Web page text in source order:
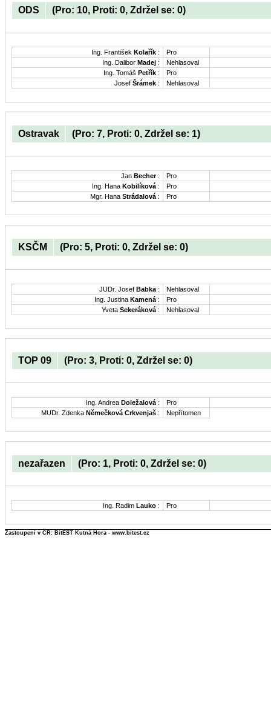
ODS (Pro: 10, Proti: 0, Zdržel se: 0)
Ing. František Kolařík :
Pro
Ing. Dalibor Madej :
Nehlasoval
Ing. Tomáš Petřík :
Pro
Josef Šrámek : Nehlasoval
Ostravak (Pro: 7, Proti: 0, Zdržel se: 1)
Jan Becher:
Pro
Ing. Hana Kobilíková :
Pro
Mgr. Hana Strádalová : Pro
KSČM (Pro: 5, Proti: 0, Zdržel se: 0)
JUDr. Josef Babka :
Nehlasoval
Ing. Justina Kamená :
Pro
Yveta Sekeráková : Nehlasoval
TOP 09 (Pro: 3, Proti: 0, Zdržel se: 0)
Ing. Andrea Doležalová :
Pro
MUDr. Zdenka Němečková Crkvenjaš : Nepřítomen
nezařazen (Pro: 1, Proti: 0, Zdržel se: 0)
Ing. Radim Lauko : Pro
Zastoupení v ČR: BitEST Kutná Hora - www.bitest.cz